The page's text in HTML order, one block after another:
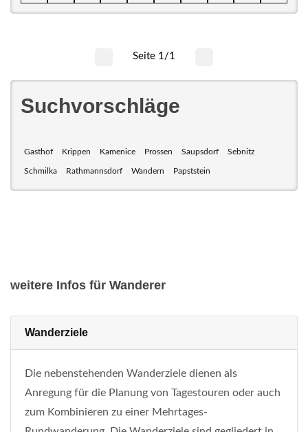
Seite 1/1
Suchvorschläge
Gasthof Krippen Kamenice Prossen Saupsdorf Sebnitz
Schmilka Rathmannsdorf Wandern Papststein
weitere Infos für Wanderer
Wanderziele
Die nebenstehenden Wanderziele dienen als
Anregung für die Planung von Tagestouren oder auch
zum Kombinieren zu einer Mehrtages-